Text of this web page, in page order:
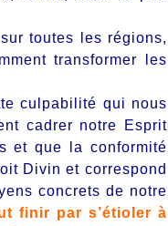
toutes les régions,
transformer les
culpabilité qui nous
cadrer notre Esprit
et que la conformité
Divin et correspond
concrets de notre
finir par s’étioler à